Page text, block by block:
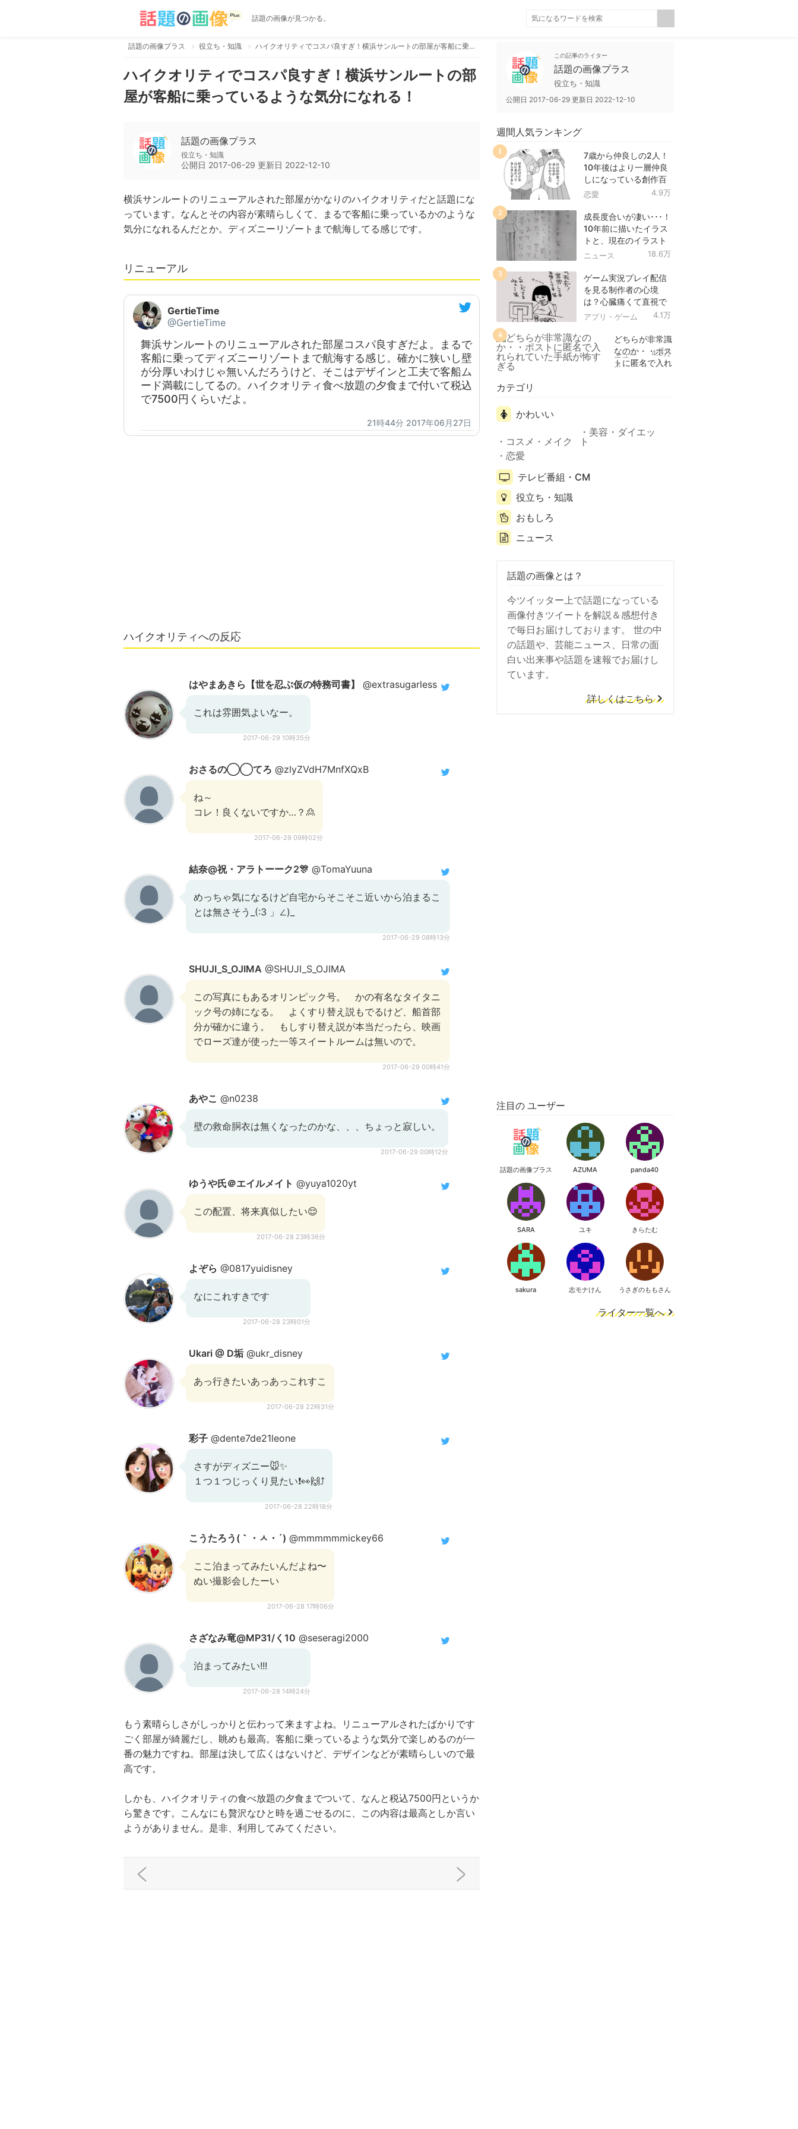
話題の画像が見つかる。
話題の画像プラス 役立ち・知識 ハイクオリティでコスパ良すぎ！横浜サンルートの部屋が客船に乗っているような気分になれる！
ハイクオリティでコスパ良すぎ！横浜サンルートの部
屋が客船に乗っているような気分になれる！
話題の画像プラス
役立ち・知識
公開日 2017-06-29 更新日 2022-12-10
横浜サンルートのリニューアルされた部屋がかなりのハイクオリティだと話題にな
っています。なんとその内容が素晴らしくて、まるで客船に乗っているかのような
気分になれるんだとか。ディズニーリゾートまで航海してる感じです。
リニューアル
GertieTime
@GertieTime
舞浜サンルートのリニューアルされた部屋コスパ良すぎだよ。まるで
客船に乗ってディズニーリゾートまで航海する感じ。確かに狭いし壁
が分厚いわけじゃ無いんだろうけど、そこはデザインと工夫で客船ム
ード満載にしてるの。ハイクオリティ食べ放題の夕食まで付いて税込
で7500円くらいだよ。
21時44分 2017年06月27日
ハイクオリティへの反応
はやまあきら【世を忍ぶ仮の特務司書】 @extrasugarless
これは雰囲気よいなー。
2017-06-29 10時35分
おさるの◯◯てろ @zlyZVdH7MnfXQxB
ね～
コレ！良くないですか…？🙎
2017-06-29 09時02分
結奈@祝・アラトーーク2🎊 @TomaYuuna
めっちゃ気になるけど自宅からそこそこ近いから泊まるこ
とは無さそう_(:3 」∠)_
2017-06-29 08時13分
SHUJI_S_OJIMA @SHUJI_S_OJIMA
この写真にもあるオリンピック号。 かの有名なタイタニ
ック号の姉になる。 よくすり替え説もでるけど、船首部
分が確かに違う。 もしすり替え説が本当だったら、映画
でローズ達が使った一等スイートルームは無いので。
2017-06-29 00時41分
あやこ @n0238
壁の救命胴衣は無くなったのかな、、、ちょっと寂しい。
2017-06-29 00時12分
ゆうや氏＠エイルメイト @yuya1020yt
この配置、将来真似したい😌
2017-06-28 23時36分
よぞら @0817yuidisney
なにこれすきです
2017-06-28 23時01分
Ukari @ D垢 @ukr_disney
あっ行きたいあっあっこれすこ
2017-06-28 22時31分
彩子 @dente7de21leone
さすがディズニー🐭✨
１つ１つじっくり見たい❗👀🙌⤴️
2017-06-28 22時18分
こうたろう(｀・ㅅ・´) @mmmmmmickey66
ここ泊まってみたいんだよね〜
ぬい撮影会したーい
2017-06-28 17時06分
さざなみ竜@MP31/く10 @seseragi2000
泊まってみたい!!!
2017-06-28 14時24分
もう素晴らしさがしっかりと伝わって来ますよね。リニューアルされたばかりです
ごく部屋が綺麗だし、眺めも最高。客船に乗っているような気分で楽しめるのが一
番の魅力ですね。部屋は決して広くはないけど、デザインなどが素晴らしいので最
高です。
しかも、ハイクオリティの食べ放題の夕食までついて、なんと税込7500円というか
ら驚きです。こんなにも贅沢なひと時を過ごせるのに、この内容は最高としか言い
ようがありません。是非、利用してみてください。
この記事のライター
話題の画像プラス
役立ち・知識
公開日 2017-06-29 更新日 2022-12-10
週間人気ランキング
7歳から仲良しの2人！
10年後はより一層仲良
しになっている創作百
合！
恋愛 4.9万
1
成長度合いが凄い･･･！
10年前に描いたイラス
トと、現在のイラスト
を投稿したツイートが
ニュース 18.6万
2
ゲーム実況プレイ配信
を見る制作者の心境
は？心臓痛くて直視で
きなかった！
アプリ・ゲーム 4.1万
3
どちらが非常識
なのか・・ポス
トに匿名で入れ
ニュー
ス
4.9万
4
カテゴリ
かわいい
コスメ・メイク
美容・ダイエッ
ト
恋愛
テレビ番組・CM
役立ち・知識
おもしろ
ニュース
話題の画像とは？
今ツイッター上で話題になっている
画像付きツイートを解説＆感想付き
で毎日お届けしております。 世の中
の話題や、芸能ニュース、日常の面
白い出来事や話題を速報でお届けし
ています。
詳しくはこちら
注目の ユーザー
話題の画像プラス AZUMA panda40
SARA ユキ きらたむ
sakura 志モナけん うさぎのももさん
ライター一覧へ